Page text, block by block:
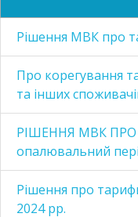
Рішення МВК про
Про корегування
та інших
РІШЕННЯ МВК ПРО
опалювальний
Рішення про
2024 рр.